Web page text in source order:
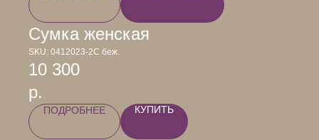
Сумка женская
SKU: 0412023-2С беж.
10 300
р.
ПОДРОБНЕЕ КУПИТЬ